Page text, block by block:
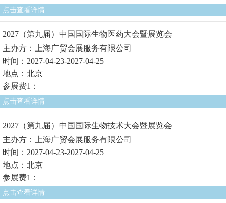
点击查看详情
2027（第九届）中国国际生物医药大会暨展览会
主办方：上海广贸会展服务有限公司
时间：2027-04-23-2027-04-25
地点：北京
参展费1：
点击查看详情
2027（第九届）中国国际生物技术大会暨展览会
主办方：上海广贸会展服务有限公司
时间：2027-04-23-2027-04-25
地点：北京
参展费1：
点击查看详情